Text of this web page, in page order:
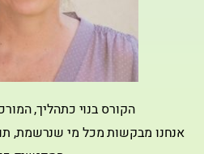
הקורס בנוי כתהליך,
אנחנו מבקשות מכל מי שנרשמת,